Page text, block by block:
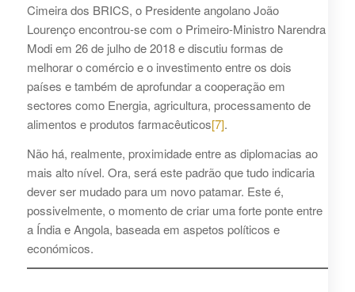
Cimeira dos BRICS, o Presidente angolano João
Lourenço encontrou-se com o Primeiro-Ministro Narendra
Modi em 26 de julho de 2018 e discutiu formas de
melhorar o comércio e o investimento entre os dois
países e também de aprofundar a cooperação em
sectores como Energia, agricultura, processamento de
alimentos e produtos farmacêuticos[7].
Não há, realmente, proximidade entre as diplomacias ao
mais alto nível. Ora, será este padrão que tudo indicaria
dever ser mudado para um novo patamar. Este é,
possivelmente, o momento de criar uma forte ponte entre
a Índia e Angola, baseada em aspetos políticos e
económicos.